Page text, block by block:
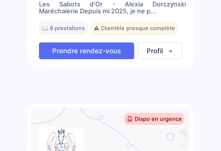
Les Sabots d'Or - Alexia Dorczynski
Maréchalerie Depuis mi 2025, je ne p...
📖 8 prestations ⚠️ Clientèle presque complète
Prendre rendez-vous Profil
🚨 Dispo en urgence